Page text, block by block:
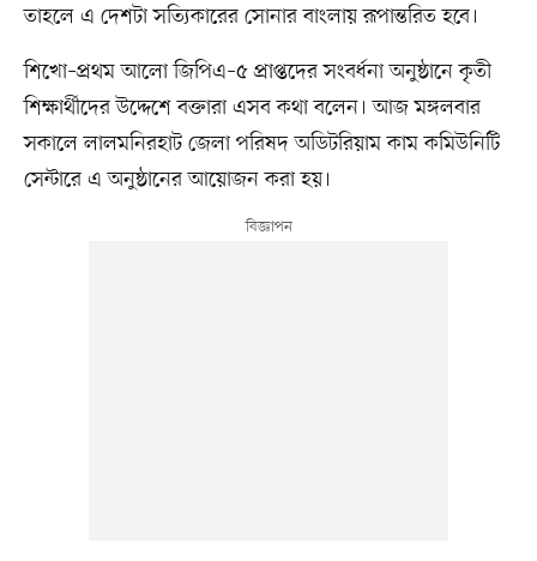
তাহলে এ দেশটা সত্যিকারের সোনার বাংলায় রূপান্তরিত হবে।
শিখো–প্রথম আলো জিপিএ–৫ প্রাপ্তদের সংবর্ধনা অনুষ্ঠানে কৃতী
শিক্ষার্থীদের উদ্দেশে বক্তারা এসব কথা বলেন। আজ মঙ্গলবার
সকালে লালমনিরহাট জেলা পরিষদ অডিটরিয়াম কাম কমিউনিটি
সেন্টারে এ অনুষ্ঠানের আয়োজন করা হয়।